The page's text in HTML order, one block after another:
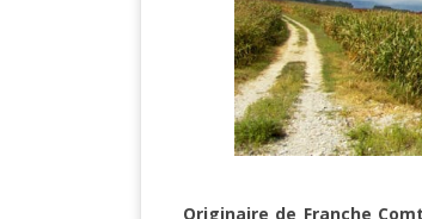
Originaire de Franche